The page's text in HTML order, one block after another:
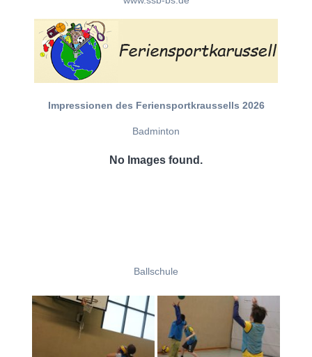
Impressionen des Feriensportkraussells 2026
Badminton
No Images found.
Ballschule